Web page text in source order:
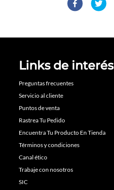
Links de interés
Preguntas frecuentes
Servicio al cliente
Puntos de venta
Rastrea Tu Pedido
Encuentra Tu Producto En Tienda
Términos y condiciones
Canal ético
Trabaje con nosotros
SIC